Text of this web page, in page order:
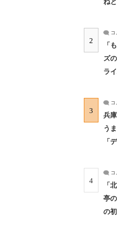
2
コ
「
ズ
ラ
3
コ
兵
う
「
4
コ
「
亭
の